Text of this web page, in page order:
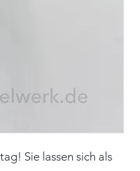
Sie lassen sich als